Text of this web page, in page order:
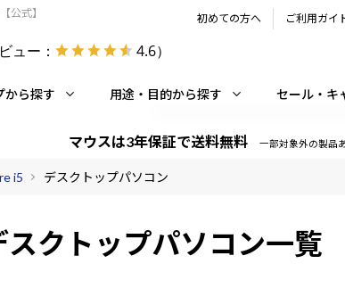
公式】
ュー： 4.6）
初めての方へ ご利用ガイ
から探す 用途・目的から探す セール・キ
マウスは3年保証で送料無料 一部対象外の製品
i5 デスクトップパソコン
スクトップパソコン一覧